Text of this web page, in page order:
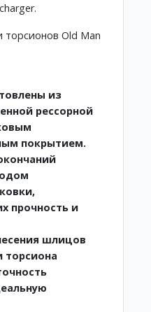
торсионов Old Man
из
рессорной
покрытием.
прочность и
шлицов
торсиона